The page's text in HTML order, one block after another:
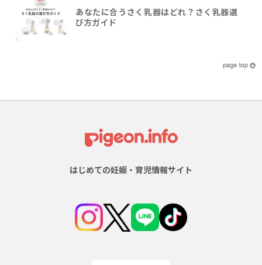
あなたに合うさく乳器はどれ？さく乳器選
び方ガイド
はじめての妊娠・育児情報サイト